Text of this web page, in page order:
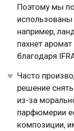
Поэтому мы
использованы
например,
пахнет
благодаря
Часто
решение
из-за
парфюмерии
композиции,